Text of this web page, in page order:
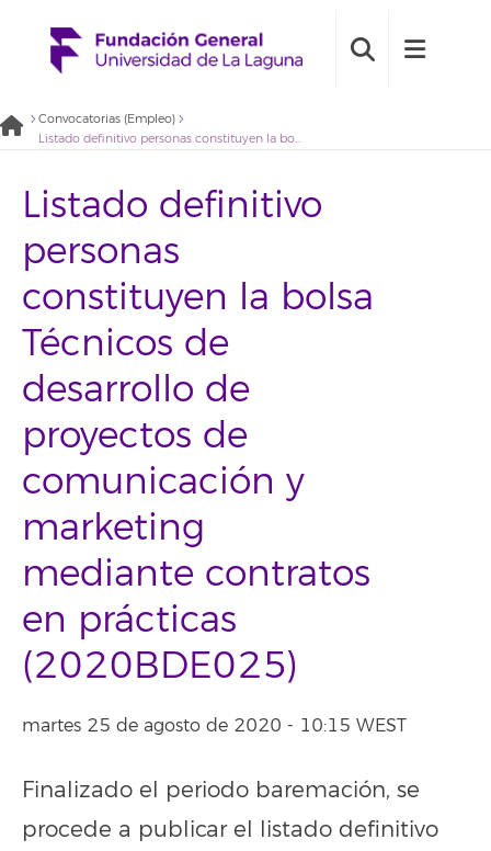
Convocatorias (Empleo)
Listado definitivo personas constituyen la bolsa Técnicos de desarrollo de proyectos de comunicación y marketing mediante contratos en prácticas (2020BDE025)
Listado definitivo
personas
constituyen la bolsa
Técnicos de
desarrollo de
proyectos de
comunicación y
marketing
mediante contratos
en prácticas
(2020BDE025)
martes 25 de agosto de 2020 - 10:15 WEST
Finalizado el periodo baremación, se
procede a publicar el listado definitivo